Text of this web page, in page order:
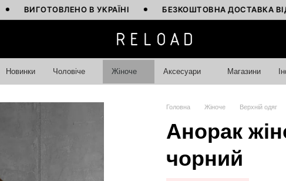
ВИГОТОВЛЕНО В УКРАЇНІ БЕЗКОШТОВНА ДОСТАВКА ВІД
Новинки Чоловіче Жіноче Аксесуари Магазини
Головна Жіноче Верхній одяг
Анорак
чорний